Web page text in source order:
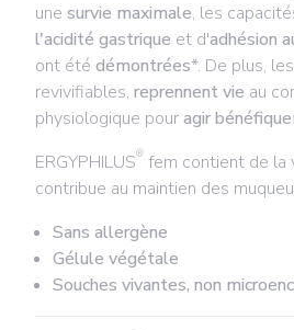
une survie maximale, les
l'acidité gastrique et d'adhésion
ont été démontrées*. De plus,
revivifiables, reprennent vie au
physiologique pouragir
ERGYPHILUS® fem contient de la
contribue au maintien des
Sans allergène
Gélule végétale
Souches vivantes, non